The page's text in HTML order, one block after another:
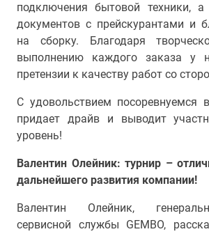
подключения бытовой техники,
документов с прейскурантами и
на сборку. Благодаря
выполнению каждого заказа у
претензии к качеству работ со
С удовольствием посоревнуемся
придает драйв и выводит
уровень!
Валентин Олейник: турнир –
дальнейшего развития компании!
Валентин Олейник,
сервисной службы GEMBO,